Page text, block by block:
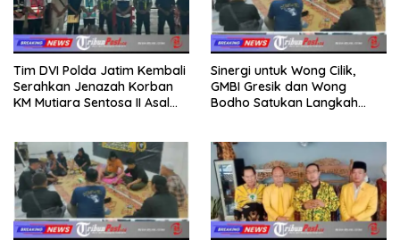
Tim DVI Polda Jatim Kembali
Serahkan Jenazah Korban
KM Mutiara Sentosa II Asal
Sinergi untuk Wong Cilik,
GMBI Gresik dan Wong
Bodho Satukan Langkah